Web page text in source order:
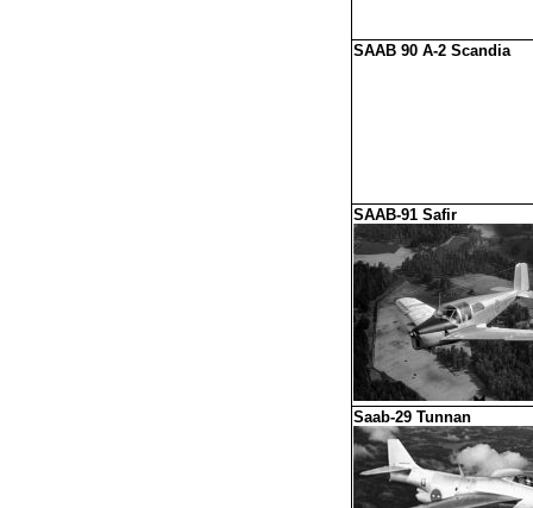
SAAB 90 A-2 Scandia
SAAB-91 Safir
Saab-29 Tunnan